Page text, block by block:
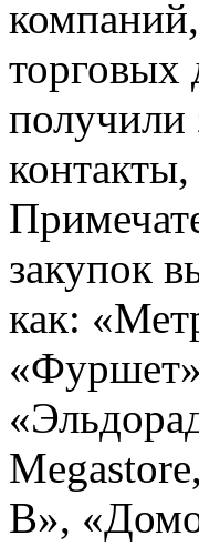
торговых
получили
закупок
как:
В»,